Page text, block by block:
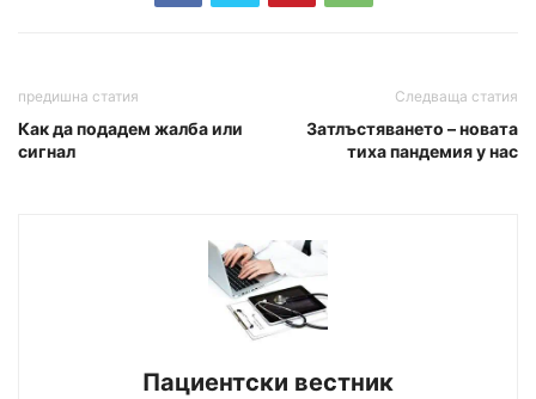
предишна статия
Как да подадем жалба или
сигнал
Следваща статия
Затлъстяването – новата
тиха пандемия у нас
Пациентски вестник